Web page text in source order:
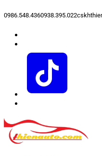
0986.548.4360938.395.022